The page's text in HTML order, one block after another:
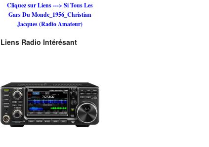
Cliquez sur Liens ---> Si Tous Les
Gars Du Monde_1956_Christian
Jacques (Radio Amateur)
Liens Radio Intérésant